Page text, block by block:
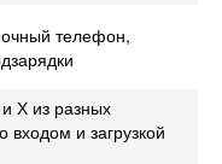
телефон,
Х из разных
и загрузкой